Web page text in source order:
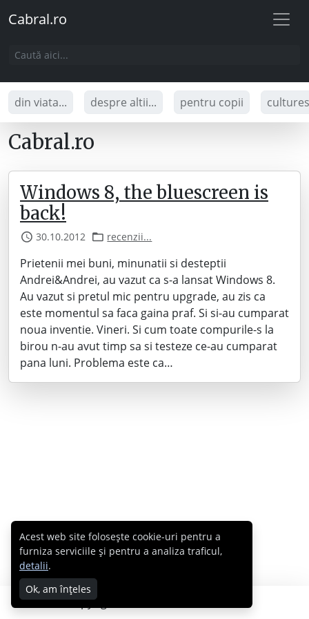
Cabral.ro
din viata... despre altii... pentru copii
Cabral.ro
Windows 8, the bluescreen is
back!
30.10.2012 recenzii...
Prietenii mei buni, minunatii si desteptii
Andrei&Andrei, au vazut ca s-a lansat Windows 8.
Au vazut si pretul mic pentru upgrade, au zis ca
este momentul sa faca gaina praf. Si si-au cumparat
noua inventie. Vineri. Si cum toate compurile-s la
birou n-au avut timp sa si testeze ce-au cumparat
pana luni. Problema este ca…
Copyright © 2007 - 2026 Cabral.ro
Acest web site folosește cookie-uri pentru a
furniza serviciile și pentru a analiza traficul,
detalii.
Ok, am înțeles